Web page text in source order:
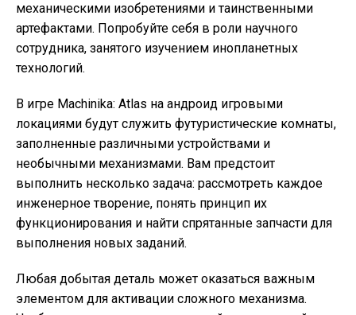
механическими изобретениями и таинственными
артефактами. Попробуйте себя в роли научного
сотрудника, занятого изучением инопланетных
технологий.
В игре Machinika: Atlas на андроид игровыми
локациями будут служить футуристические комнаты,
заполненные различными устройствами и
необычными механизмами. Вам предстоит
выполнить несколько задача: рассмотреть каждое
инженерное творение, понять принцип их
функционирования и найти спрятанные запчасти для
выполнения новых заданий.
Любая добытая деталь может оказаться важным
элементом для активации сложного механизма.